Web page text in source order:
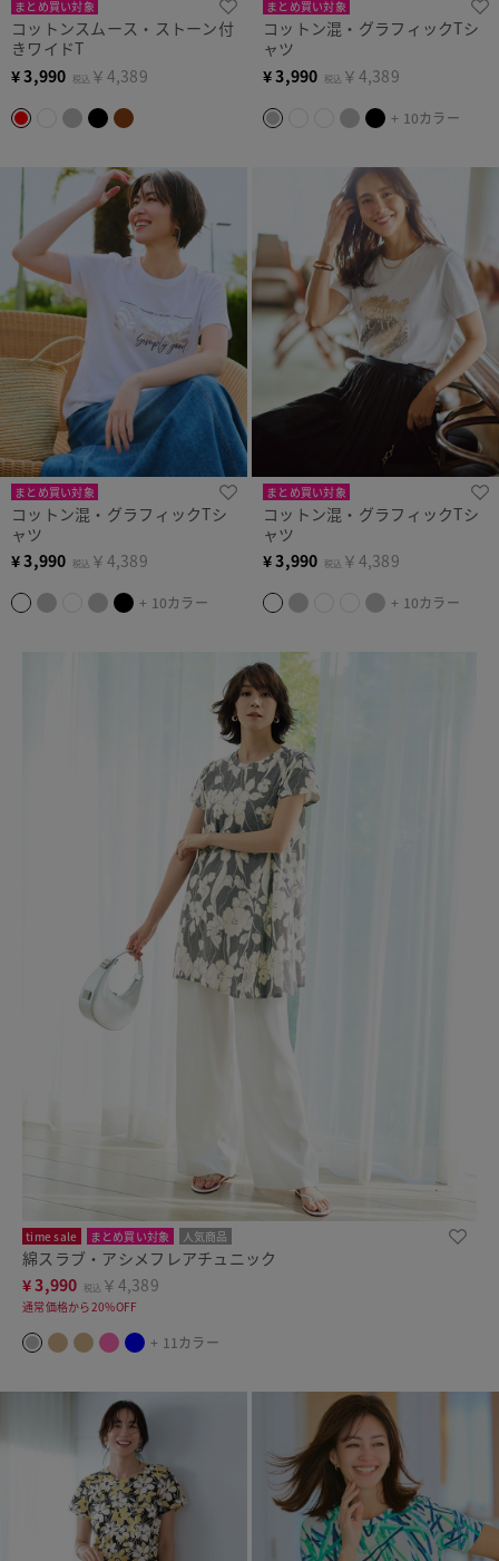
まとめ買い対象
コットンスムース・ストーン付
きワイドT
¥3,990 税込 ￥4,389
まとめ買い対象
コットン混・グラフィックTシ
ャツ
¥3,990 税込 ￥4,389
+ 10カラー
まとめ買い対象
コットン混・グラフィックTシ
ャツ
¥3,990 税込 ￥4,389
+ 10カラー
まとめ買い対象
コットン混・グラフィックTシ
ャツ
¥3,990 税込 ￥4,389
+ 10カラー
time sale まとめ買い対象 人気商品
綿スラブ・アシメフレアチュニック
¥3,990 税込 ￥4,389
通常価格から20%OFF
+ 11カラー